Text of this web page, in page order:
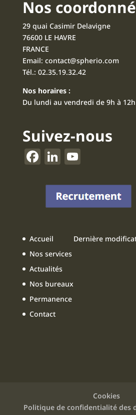
Nos
29 quai Casimir Delavigne
76600 LE HAVRE
FRANCE
Email: contact@spherio.com
Tél.: 02.35.19.32.42
Nos horaires :
Du lundi au vendredi de 9h à
Suivez-nous
F
c
e
o
o
k
Li
k
e
Y
u
T
b
Accueil
Nos services
Actualités
Nos bureaux
Permanence
Contact
Dernière
Cookies
Politique de confidentialité des